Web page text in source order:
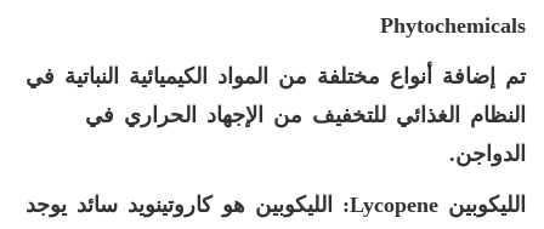
Phytochemicals
تم إضافة أنواع مختلفة من المواد الكيميائية النباتية في
النظام الغذائي للتخفيف من الإجهاد الحراري في
الدواجن.
الليكوبين Lycopene: الليكوبين هو كاروتينويد سائد يوجد